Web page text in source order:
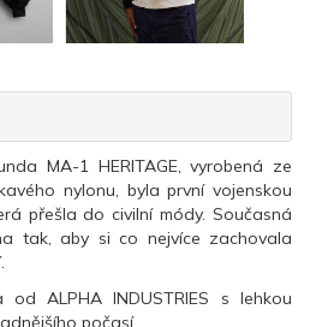
MA-1 HERITAGE, vyrobená ze
nylonu, byla první vojenskou
přešla do civilní módy. Současná
tak, aby si co nejvíce zachovala
ALPHA INDUSTRIES s lehkou
počasí.